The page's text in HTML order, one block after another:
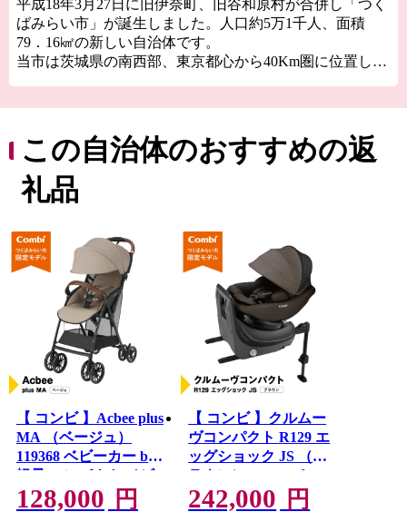
平成18年3月27日に旧伊奈町、旧谷和原村が合併し「つく
ばみらい市」が誕生しました。人口約5万1千人、面積
79．16㎢の新しい自治体です。
当市は茨城県の南西部、東京都心から40Km圏に位置し、
れています。
道路網は、北部に国道354号線、西側に国道294号線，中
央部を常磐自動車道が走り、国道294号線と交差し谷和原
ICがあり交通の利便がはかられています。
「つくばエクスプレス」が走り、みらい平駅から東京秋
葉原まで最速で40分、つくばまでは12分で結ばれまし
た。
みらい平駅周辺では県主体の優良な住宅地開発が進みマ
ンションやショッピングセンターなどが整備され、新し
いまちづくり進んでいます。
この自治体のおすすめの返
礼品
【 コンビ 】Acbee plus
MA （ベージュ）
119368 ベビーカー b型
軽量 コンパクト ベビ
ー用品 出産準備 出産
128,000 円
【 コンビ 】クルムー
ヴコンパクト R129 エ
ッグショック JS （ブ
ラウン）119672 チャ
イルドシート ジュニ
242,000 円